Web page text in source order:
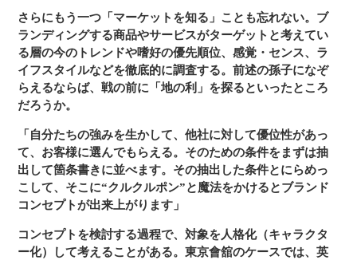
さらにもう一つ「マーケットを知る」ことも忘れない。ブ
ランディングする商品やサービスがターゲットと考えてい
る層の今のトレンドや嗜好の優先順位、感覚・センス、ラ
イフスタイルなどを徹底的に調査する。前述の孫子になぞ
らえるならば、戦の前に「地の利」を探るといったところ
だろうか。
「自分たちの強みを生かして、他社に対して優位性があっ
て、お客様に選んでもらえる。そのための条件をまずは抽
出して箇条書きに並べます。その抽出した条件とにらめっ
こして、そこに“クルクルポン”と魔法をかけるとブランド
コンセプトが出来上がります」
コンセプトを検討する過程で、対象を人格化（キャラクタ
ー化）して考えることがある。東京會舘のケースでは、英